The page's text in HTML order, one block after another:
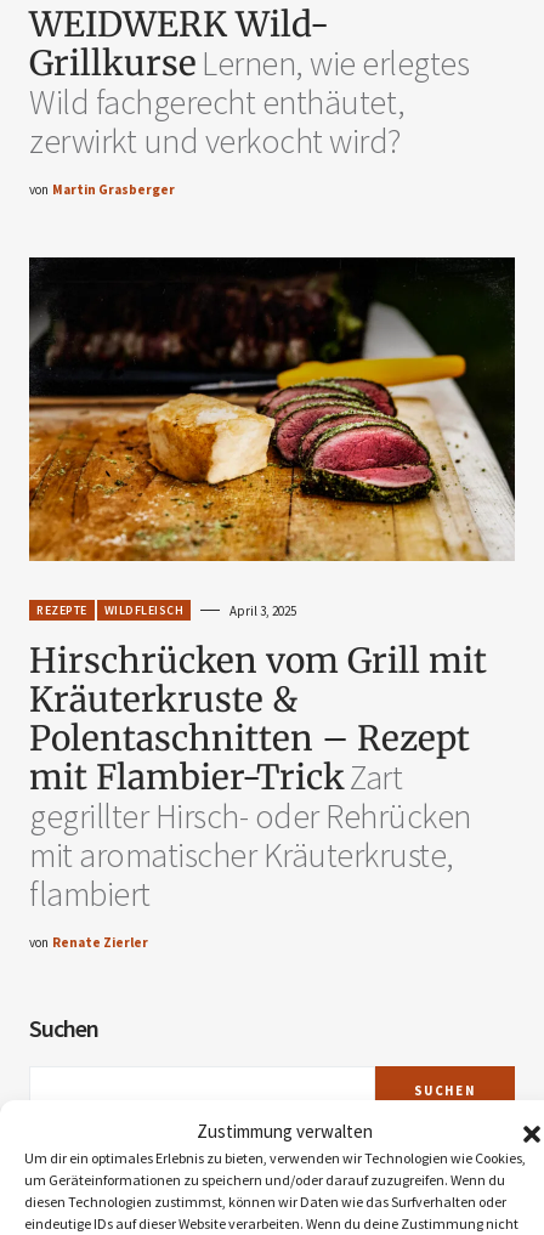
Zustimmung verwalten
Um dir ein optimales Erlebnis zu bieten, verwenden wir Technologien wie Cookies,
um Geräteinformationen zu speichern und/oder darauf zuzugreifen. Wenn du
diesen Technologien zustimmst, können wir Daten wie das Surfverhalten oder
eindeutige IDs auf dieser Website verarbeiten. Wenn du deine Zustimmung nicht
WEIDWERK Wild-
GrillkurseLernen, wie erlegtes
Wild fachgerecht enthäutet,
zerwirkt und verkocht wird?
von Martin Grasberger
REZEPTE WILDFLEISCH April 3, 2025
Hirschrücken vom Grill mit
Kräuterkruste &
Polentaschnitten – Rezept
mit Flambier-TrickZart
gegrillter Hirsch- oder Rehrücken
mit aromatischer Kräuterkruste,
flambiert
von Renate Zierler
Suchen
SUCHEN
Neueste Beiträge